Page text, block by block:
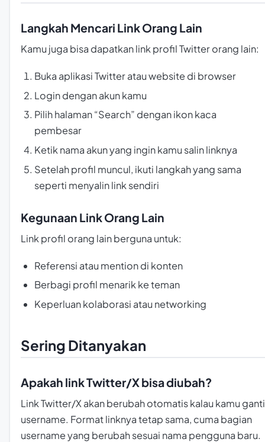
Langkah Mencari Link Orang Lain
Kamu juga bisa dapatkan link profil Twitter orang lain:
Buka aplikasi Twitter atau website di browser
Login dengan akun kamu
Pilih halaman “Search” dengan ikon kaca
pembesar
Ketik nama akun yang ingin kamu salin linknya
Setelah profil muncul, ikuti langkah yang sama
seperti menyalin link sendiri
Kegunaan Link Orang Lain
Link profil orang lain berguna untuk:
Referensi atau mention di konten
Berbagi profil menarik ke teman
Keperluan kolaborasi atau networking
Sering Ditanyakan
Apakah link Twitter/X bisa diubah?
Link Twitter/X akan berubah otomatis kalau kamu ganti
username. Format linknya tetap sama, cuma bagian
username yang berubah sesuai nama pengguna baru.